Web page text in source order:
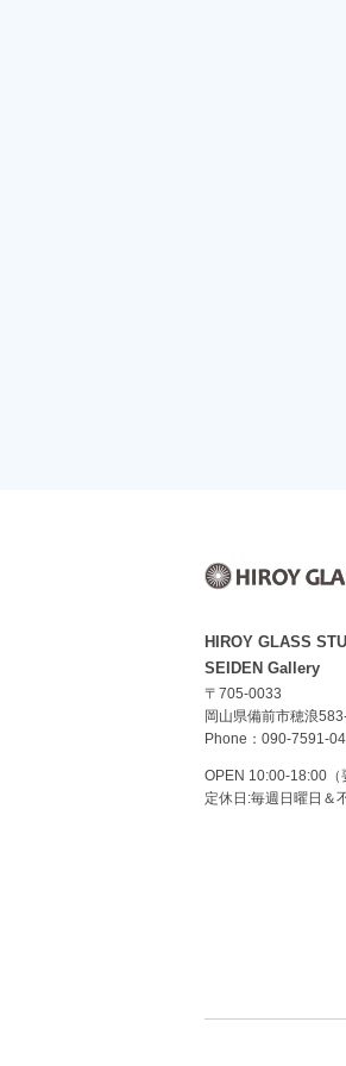
HIROY GLASS
SEIDEN Gallery
〒705-0033
岡山県備前市穂浪
Phone：090-7591-
OPEN 10:00-18:00（
定休日:毎週日曜日＆